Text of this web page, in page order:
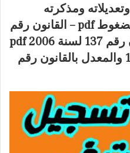
القانون رقم 4 لسنة 1996 وتعديلاته ومذكرته
الإيضاحية في ملف واحد مضغوط pdf – القانون رقم
4 لسنة 1996 pdf – القانون رقم 137 لسنة 2006 pdf
– القانون رقم 4 لسنة 1996 والمعدل بالقانون رقم